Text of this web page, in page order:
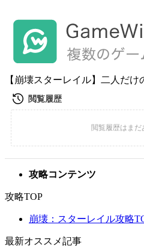
【崩壊スターレイル】二人だ
攻略コンテンツ
攻略TOP
崩壊：スターレイル攻略
最新オススメ記事